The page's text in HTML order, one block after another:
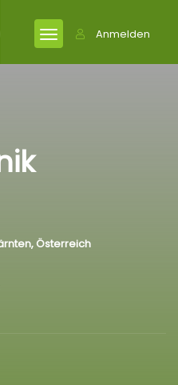
Anmelden
Österreich